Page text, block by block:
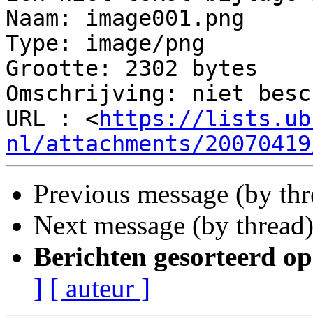
Naam: image001.png
Type: image/png
Grootte: 2302 bytes
Omschrijving: niet
URL : <https://
nl/attachments/
Previous message (by
Next message (by
Berichten gesorteerd
] [ auteur ]